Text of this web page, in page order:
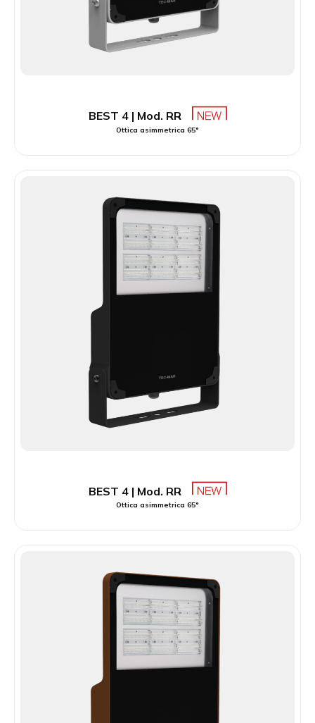
BEST 4 | Mod. RR
Ottica asimmetrica 65°
BEST 4 | Mod. RR
Ottica asimmetrica 65°